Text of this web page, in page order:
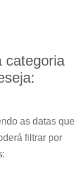
categoria
as datas que
filtrar por